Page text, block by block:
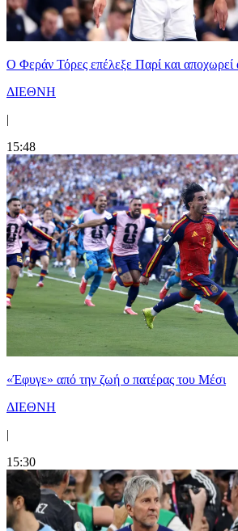
Ο Φεράν Τόρες επέλεξε Παρί και
ΔΙΕΘΝΗ
|
15:48
«Έφυγε» από την ζωή ο πατέρας του Μέσι
ΔΙΕΘΝΗ
|
15:30